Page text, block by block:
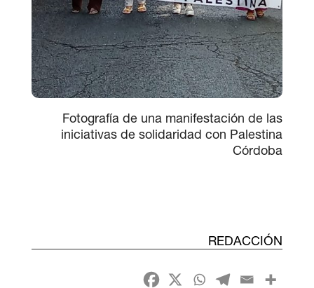
Fotografía de una manifestación de las
iniciativas de solidaridad con Palestina
Córdoba
REDACCIÓN